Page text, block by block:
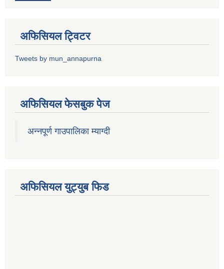
अफिसियल ट्विटर
Tweets by mun_annapurna
अफिसियल फेसबुक पेज
अन्नपूर्ण गाउपालिका म्याग्दी
अफिसियल युट्युब फिड